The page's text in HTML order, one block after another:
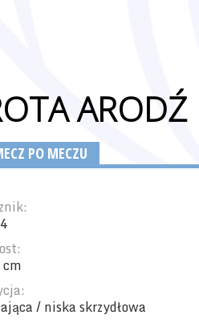
ARODŹ
PO MECZU
/ niska skrzydłowa